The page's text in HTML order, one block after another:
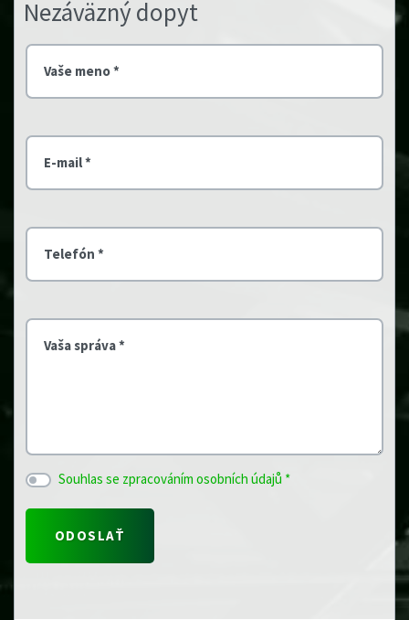
Nezáväzný dopyt
Vaše meno *
E-mail *
Telefón *
Vaša správa *
Souhlas se zpracováním osobních údajů *